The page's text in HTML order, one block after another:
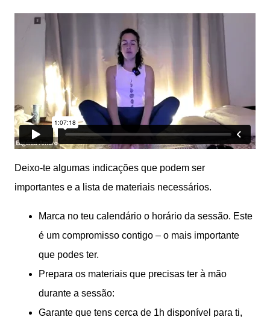
Deixo-te algumas indicações que podem ser
importantes e a lista de materiais necessários.
Marca no teu calendário o horário da sessão. Este
é um compromisso contigo – o mais importante
que podes ter.
Prepara os materiais que precisas ter à mão
durante a sessão:
Garante que tens cerca de 1h disponível para ti,